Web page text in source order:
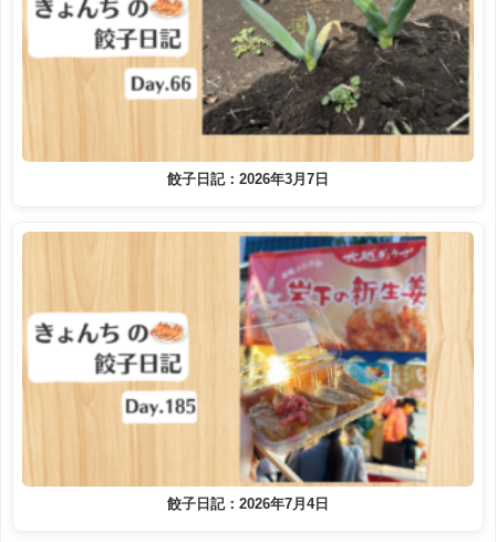
餃子日記：2026年3月7日
餃子日記：2026年7月4日